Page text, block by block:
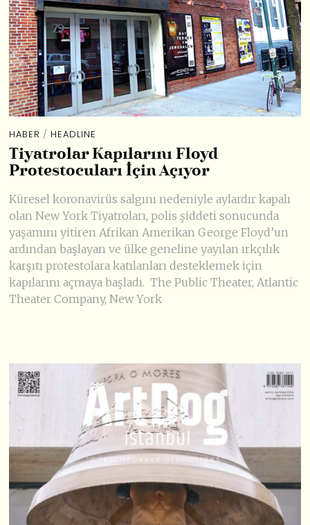
HABER / HEADLINE
Tiyatrolar Kapılarını Floyd
Protestocuları İçin Açıyor
Küresel koronavirüs salgını nedeniyle aylardır kapalı
olan New York Tiyatroları, polis şiddeti sonucunda
yaşamını yitiren Afrikan Amerikan George Floyd’un
ardından başlayan ve ülke geneline yayılan ırkçılık
karşıtı protestolara katılanları desteklemek için
kapılarını açmaya başladı. The Public Theater, Atlantic
Theater Company, New York